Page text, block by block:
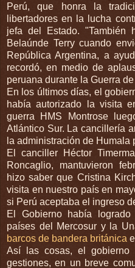
Perú, que honra la
libertadores en la lucha
jefa del Estado. "También
Belaúnde Terry cuando
República Argentina, a
recordó, en medio de
peruana durante la Guerra
En los últimos días, el
había autorizado la visita
guerra HMS Montrose
Atlántico Sur. La cancillería
la administración de Humala
El canciller Héctor
Roncaglio, mantuvieron
hizo saber que Cristina
visita en nuestro país en
si Perú aceptaba el ingreso
El Gobierno había
países del Mercosur y la
barcos de bandera británica
Así las cosas, el
gestiones, en un breve